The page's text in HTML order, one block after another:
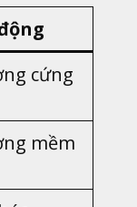
cứng
mềm